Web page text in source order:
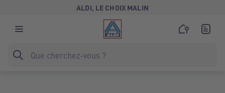
ALDI, LE CHOIX MALIN